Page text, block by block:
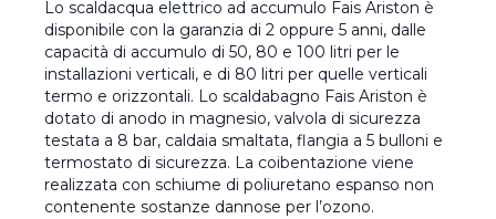
Lo scaldacqua elettrico ad accumulo Fais Ariston è
disponibile con la garanzia di 2 oppure 5 anni, dalle
capacità di accumulo di 50, 80 e 100 litri per le
installazioni verticali, e di 80 litri per quelle verticali
termo e orizzontali. Lo scaldabagno Fais Ariston è
dotato di anodo in magnesio, valvola di sicurezza
testata a 8 bar, caldaia smaltata, flangia a 5 bulloni e
termostato di sicurezza. La coibentazione viene
realizzata con schiume di poliuretano espanso non
contenente sostanze dannose per l’ozono.